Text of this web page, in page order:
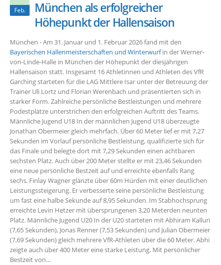
Feb.
München als erfolgreicher
Höhepunkt der Hallensaison
München - Am 31. Januar und 1. Februar 2026 fand mit den
Bayerischen Hallenmeisterschaften und Winterwurfin der Werner-
von-Linde-Halle in München der Höhepunkt der diesjährigen
Hallensaison statt. Insgesamt 16 Athletinnen und Athleten des VfR
Garching starteten für die LAG Mittlere Isar unter der Betreuung der
Trainer Uli Lortz und Florian Werenbach und präsentierten sich in
starker Form. Zahlreiche persönliche Bestleistungen und mehrere
Podestplätze unterstrichen den erfolgreichen Auftritt des Teams.
Männliche Jugend U18 In der männlichen Jugend U18 überzeugte
Jonathan Obermeier gleich mehrfach. Über 60 Meter lief er mit 7,27
Sekunden im Vorlauf persönliche Bestleistung, qualifizierte sich für
das Finale und belegte dort mit 7,29 Sekunden einen achtbaren
sechsten Platz. Auch über 200 Meter stellte er mit 23,46 Sekunden
eine neue persönliche Bestzeit auf und erreichte ebenfalls Rang
sechs. Finlay Wagner glänzte über 60m Hürden mit einer deutlichen
Leistungssteigerung. Er verbesserte seine persönliche Bestleistung
um fast eine halbe Sekunde auf 8,95 Sekunden. Im Stabhochsprung
erreichte Levin Hetzer mit übersprungenen 3,20 Meterden neunten
Platz. Männliche Jugend U20 In der U20 starteten mit Abhiram Kalluri
(7,65 Sekunden), Jonas Renner (7,53 Sekunden) und Julian Obermeier
(7,69 Sekunden) gleich mehrere VfR-Athleten über die 60 Meter. Abhi
zeigte auch über 400 Meter eine starke Leistung. Mit persönlicher
Bestzeit von...